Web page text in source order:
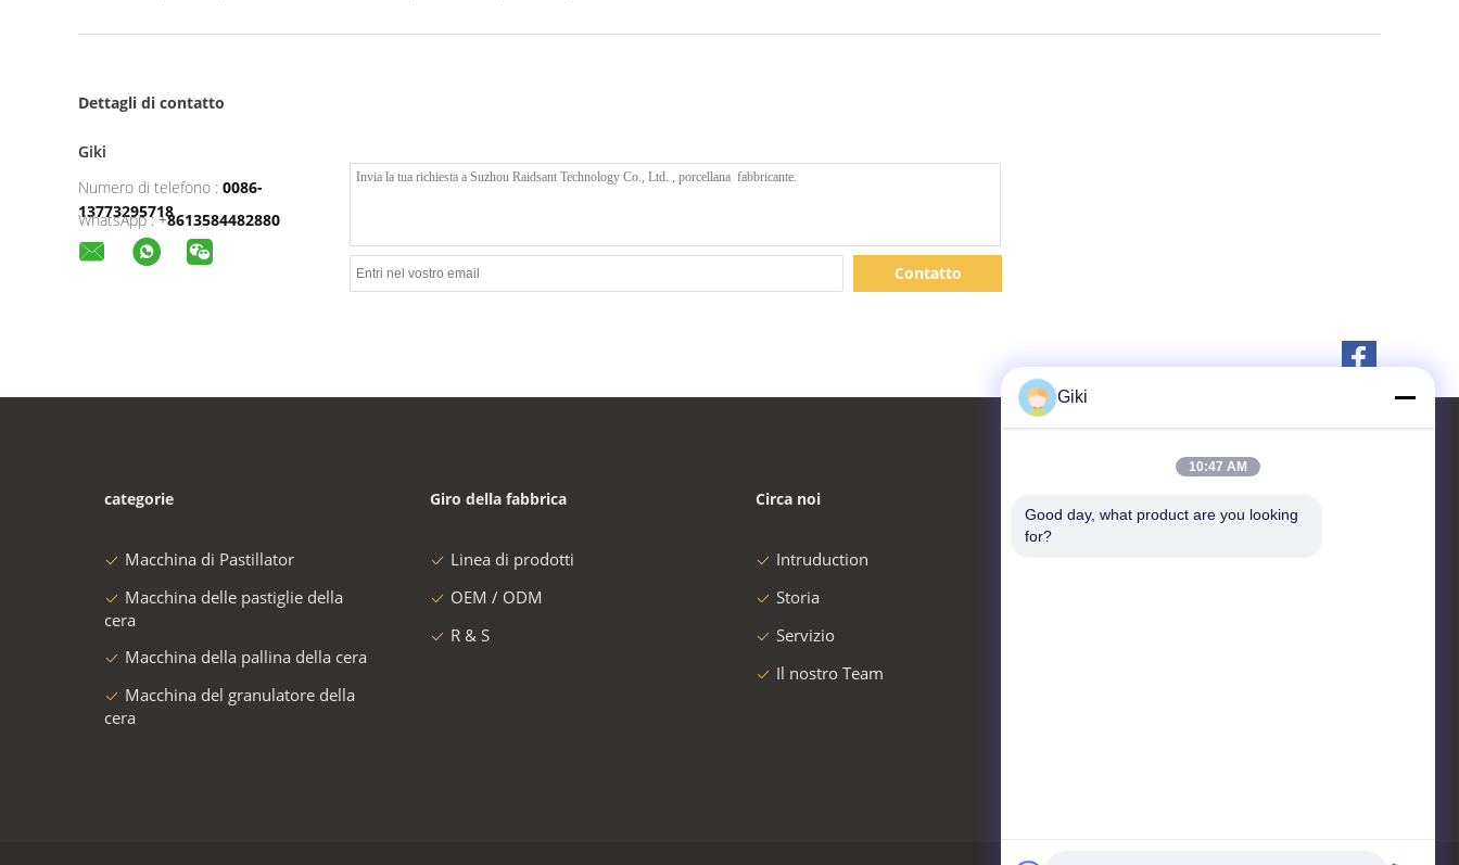
Dettagli di contatto
Giki
Numero di telefono : 0086-
13773295718
WhatsApp : +8613584482880
Contatto
categorie
Macchina di Pastillator
Macchina delle pastiglie della
cera
Macchina della pallina della cera
Macchina del granulatore della
cera
Giro della fabbrica
Linea di prodotti
OEM / ODM
R & S
Circa noi
Intruduction
Storia
Servizio
Il nostro Team
Giki
10:47 AM
Good day, what product are you looking
for?